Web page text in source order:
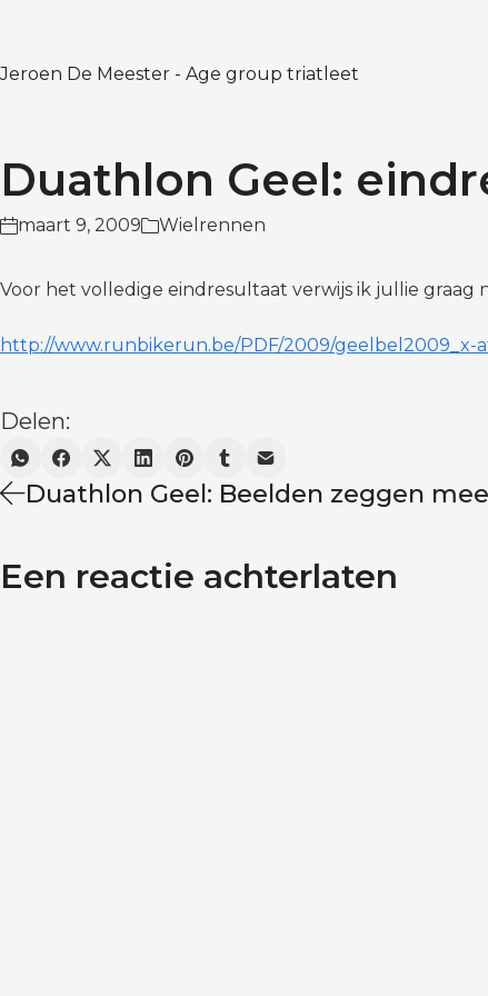
Jeroen De Meester - Age group triatleet
Duathlon Geel:
maart 9, 2009 Wielrennen
Voor het volledige eindresultaat verwijs ik jullie graag
http://www.runbikerun.be/PDF/2009/geelbel2009_x-
Delen:
Duathlon Geel: Beelden zeggen
Een reactie achterlaten